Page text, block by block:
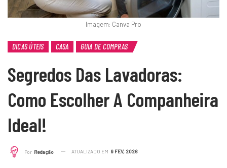
Imagem: Canva Pro
DICAS ÚTEIS CASA GUIA DE COMPRAS
Segredos Das Lavadoras:
Como Escolher A Companheira
Ideal!
Por Redação ATUALIZADO EM 9 FEV, 2026